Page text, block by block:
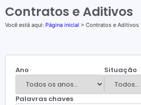
Contratos e Aditivos
Você está aqui: Página inicial > Contratos e Aditivos
Ano Situação
Palavras chaves